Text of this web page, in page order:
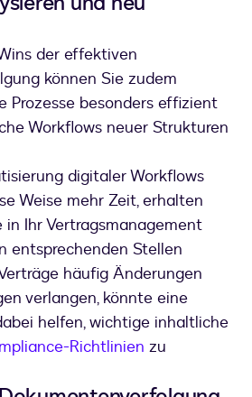
der effektiven
können Sie zudem
Prozesse besonders effizient
Workflows neuer Strukturen
digitaler Workflows
Weise mehr Zeit, erhalten
Ihr Vertragsmanagement
entsprechenden Stellen
häufig Änderungen
verlangen, könnte eine
helfen, wichtige inhaltliche
Richtlinien zu